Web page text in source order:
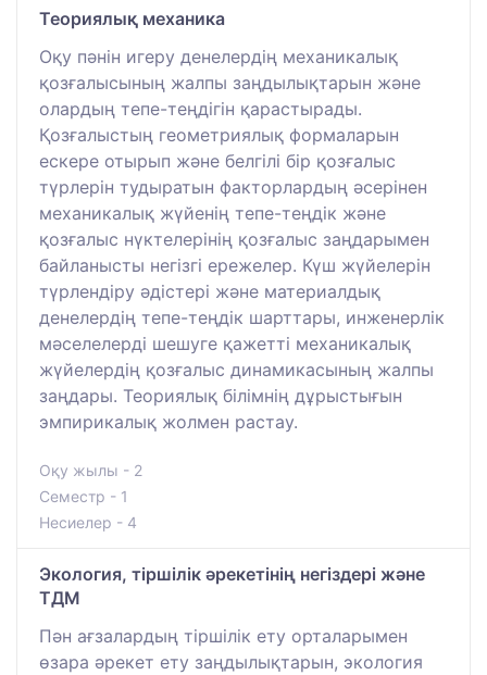
Теориялық механика
Оқу пәнін игеру денелердің механикалық
қозғалысының жалпы заңдылықтарын және
олардың тепе-теңдігін қарастырады.
Қозғалыстың геометриялық формаларын
ескере отырып және белгілі бір қозғалыс
түрлерін тудыратын факторлардың әсерінен
механикалық жүйенің тепе-теңдік және
қозғалыс нүктелерінің қозғалыс заңдарымен
байланысты негізгі ережелер. Күш жүйелерін
түрлендіру әдістері және материалдық
денелердің тепе-теңдік шарттары, инженерлік
мәселелерді шешуге қажетті механикалық
жүйелердің қозғалыс динамикасының жалпы
заңдары. Теориялық білімнің дұрыстығын
эмпирикалық жолмен растау.
Оқу жылы - 2
Семестр - 1
Несиелер - 4
Экология, тіршілік әрекетінің негіздері және
ТДМ
Пән ағзалардың тіршілік ету орталарымен
өзара әрекет ету заңдылықтарын, экология